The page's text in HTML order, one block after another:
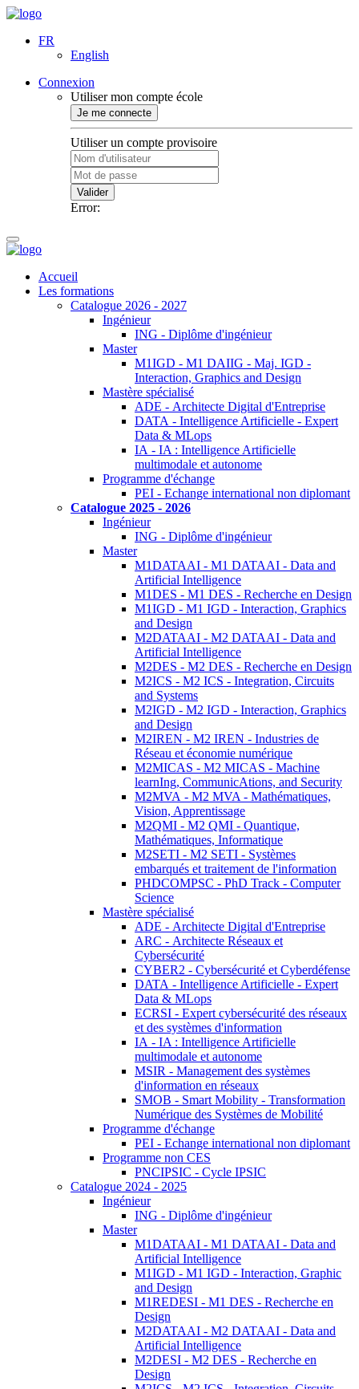
FR
English
Connexion
Utiliser mon compte école
Je me connecte
Utiliser un compte provisoire
Valider
Error:
Accueil
Les formations
Catalogue 2026 - 2027
Ingénieur
ING - Diplôme d'ingénieur
Master
M1IGD - M1 DAIIG - Maj. IGD -
Interaction, Graphics and Design
Mastère spécialisé
ADE - Architecte Digital d'Entreprise
DATA - Intelligence Artificielle - Expert
Data & MLops
IA - IA : Intelligence Artificielle
multimodale et autonome
Programme d'échange
PEI - Echange international non diplomant
Catalogue 2025 - 2026
Ingénieur
ING - Diplôme d'ingénieur
Master
M1DATAAI - M1 DATAAI - Data and
Artificial Intelligence
M1DES - M1 DES - Recherche en Design
M1IGD - M1 IGD - Interaction, Graphics
and Design
M2DATAAI - M2 DATAAI - Data and
Artificial Intelligence
M2DES - M2 DES - Recherche en Design
M2ICS - M2 ICS - Integration, Circuits
and Systems
M2IGD - M2 IGD - Interaction, Graphics
and Design
M2IREN - M2 IREN - Industries de
Réseau et économie numérique
M2MICAS - M2 MICAS - Machine
learnIng, CommunicAtions, and Security
M2MVA - M2 MVA - Mathématiques,
Vision, Apprentissage
M2QMI - M2 QMI - Quantique,
Mathématiques, Informatique
M2SETI - M2 SETI - Systèmes
embarqués et traitement de l'information
PHDCOMPSC - PhD Track - Computer
Science
Mastère spécialisé
ADE - Architecte Digital d'Entreprise
ARC - Architecte Réseaux et
Cybersécurité
CYBER2 - Cybersécurité et Cyberdéfense
DATA - Intelligence Artificielle - Expert
Data & MLops
ECRSI - Expert cybersécurité des réseaux
et des systèmes d'information
IA - IA : Intelligence Artificielle
multimodale et autonome
MSIR - Management des systèmes
d'information en réseaux
SMOB - Smart Mobility - Transformation
Numérique des Systèmes de Mobilité
Programme d'échange
PEI - Echange international non diplomant
Programme non CES
PNCIPSIC - Cycle IPSIC
Catalogue 2024 - 2025
Ingénieur
ING - Diplôme d'ingénieur
Master
M1DATAAI - M1 DATAAI - Data and
Artificial Intelligence
M1IGD - M1 IGD - Interaction, Graphic
and Design
M1REDESI - M1 DES - Recherche en
Design
M2DATAAI - M2 DATAAI - Data and
Artificial Intelligence
M2DESI - M2 DES - Recherche en
Design